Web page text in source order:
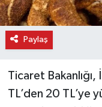
Paylaş
Ticaret Bakanlığı,
TL’den 20 TL’ye